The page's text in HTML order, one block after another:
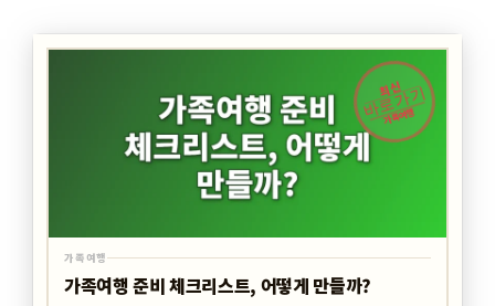
최신
바로가기
가족여행
가족여행
가족여행 준비 체크리스트, 어떻게 만들까?